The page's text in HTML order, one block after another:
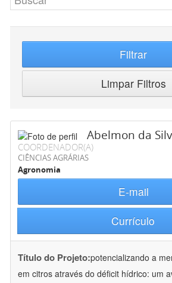
Filtrar
Limpar Filtros
Abelmon da
COORDENADOR(A)
CIÊNCIAS AGRÁRIAS
Agronomia
E-mail
Currículo
Título do Projeto:potencializando a
em citros através do déficit hídrico: um